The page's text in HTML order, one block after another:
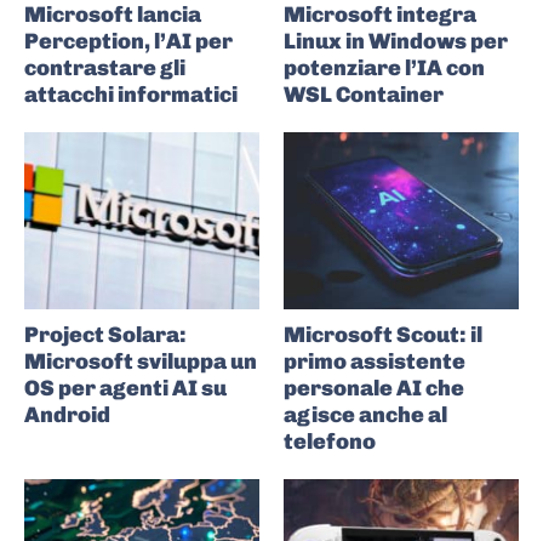
Microsoft lancia
Perception, l’AI per
contrastare gli
attacchi informatici
Microsoft integra
Linux in Windows per
potenziare l’IA con
WSL Container
Project Solara:
Microsoft sviluppa un
OS per agenti AI su
Android
Microsoft Scout: il
primo assistente
personale AI che
agisce anche al
telefono